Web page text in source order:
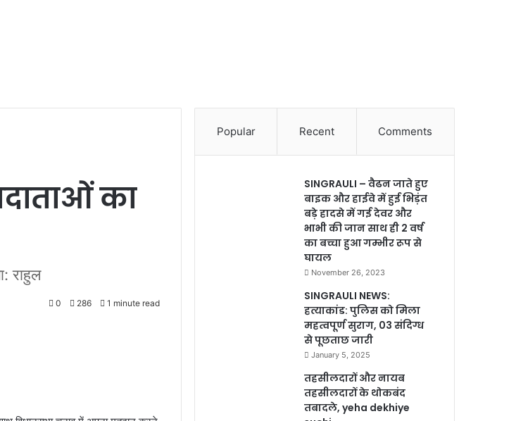
का
राहुल
0 286 1 minute read
Popular Recent Comments
SINGRAULI – वैढन जाते हुए
बाइक और हाईवे में हुई भिड़ंत
बड़े हादसे में गई देवर और
भाभी की जान साथ ही 2 वर्ष
का बच्चा हुआ गम्भीर रूप से
घायल
November 26, 2023
SINGRAULI NEWS:
हत्याकांड: पुलिस को मिला
महत्वपूर्ण सुराग, 03 संदिग्ध
से पूछताछ जारी
January 5, 2025
तहसीलदारों और नायब
तहसीलदारों के थोकबंद
तबादले, yeha dekhiye